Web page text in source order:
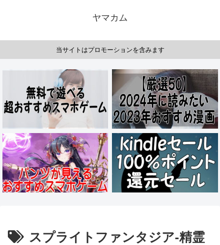
ヤマカム
当サイトはプロモーションを含みます
スプライトファンタジア-精霊